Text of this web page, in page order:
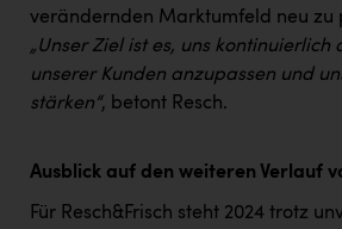
Smurfit Westrock Nettingsdorf
TCL
TGW Logistics
VERITAS
verändernden Marktumfeld neu zu
„Unser Ziel ist es, uns kontinuierlich
unserer Kunden anzupassen und
stärken“, betont Resch.
Ausblick auf den weiteren Verlauf
Für Resch&Frisch steht 2024 trotz